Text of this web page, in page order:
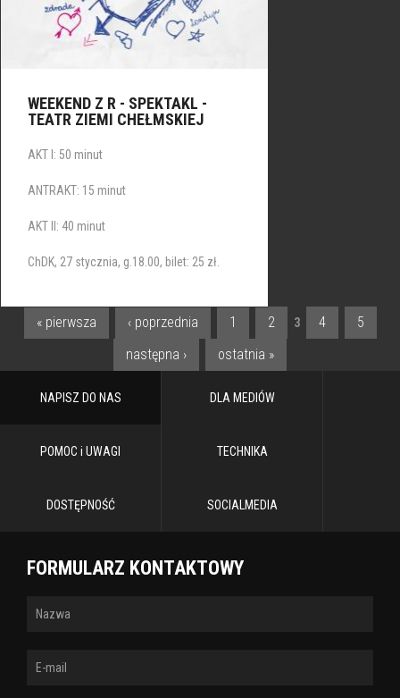
WEEKEND Z R - SPEKTAKL -
TEATR ZIEMI CHEŁMSKIEJ
AKT I: 50 minut
ANTRAKT: 15 minut
AKT II: 40 minut
ChDK, 27 stycznia, g.18.00, bilet: 25 zł.
STRONY
« pierwsza ‹ poprzednia 1 2 3 4
5
następna ›
ostatnia »
NAPISZ DO NAS DLA MEDIÓW
POMOC i UWAGI TECHNIKA
DOSTĘPNOŚĆ SOCIALMEDIA
FORMULARZ KONTAKTOWY